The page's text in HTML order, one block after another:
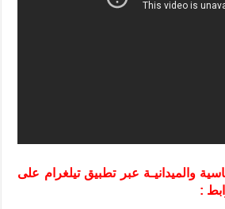
والميدانيـة عبر تطبيق تيلغرام على
: